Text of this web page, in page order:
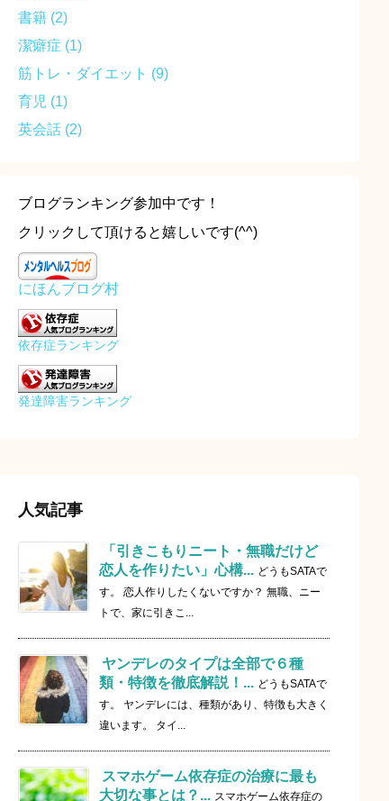
書籍 (2)
潔癖症 (1)
筋トレ・ダイエット (9)
育児 (1)
英会話 (2)
ブログランキング参加中です！
クリックして頂けると嬉しいです(^^)
にほんブログ村
依存症ランキング
発達障害ランキング
人気記事
「引きこもりニート・無職だけど
恋人を作りたい」心構... どうもSATAで
す。 恋人作りしたくないですか？ 無職、ニー
トで、家に引きこ...
ヤンデレのタイプは全部で６種
類・特徴を徹底解説！... どうもSATAで
す。 ヤンデレには、種類があり、特徴も大きく
違います。 タイ...
スマホゲーム依存症の治療に最も
大切な事とは？... スマホゲーム依存症の